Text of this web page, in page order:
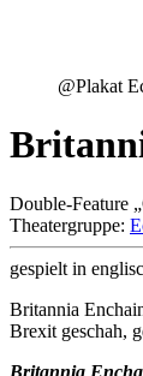
@Plakat
Double-Feature
Theatergruppe:
gespielt in
Britannia
Brexit geschah,
Britannia